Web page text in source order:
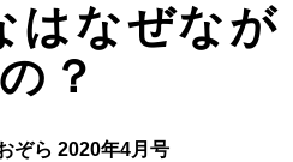
はなぜなが
？
ぞら 2020年4月号